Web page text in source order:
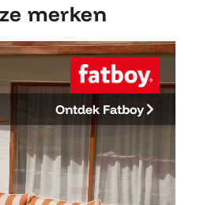
merken
Ontdek Fatboy